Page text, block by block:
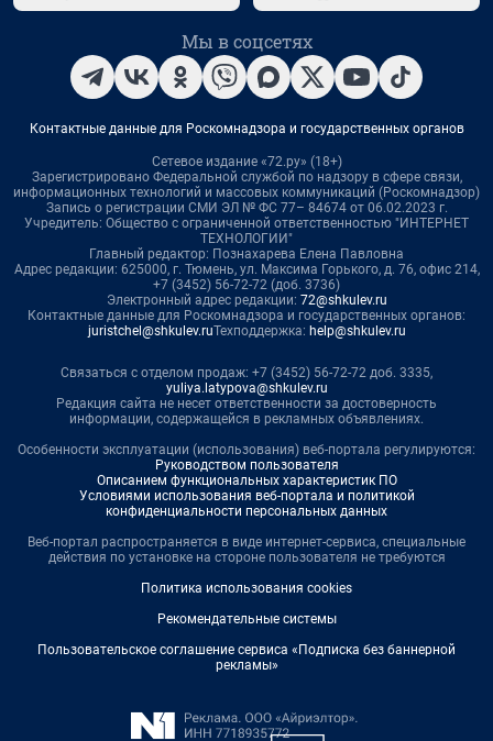
Мы в соцсетях
Контактные данные для Роскомнадзора и государственных органов
Сетевое издание «72.ру» (18+)
Зарегистрировано Федеральной службой по надзору в сфере связи,
информационных технологий и массовых коммуникаций (Роскомнадзор)
Запись о регистрации СМИ ЭЛ № ФС 77– 84674 от 06.02.2023 г.
Учредитель: Общество с ограниченной ответственностью "ИНТЕРНЕТ
ТЕХНОЛОГИИ"
Главный редактор: Познахарева Елена Павловна
Адрес редакции: 625000, г. Тюмень, ул. Максима Горького, д. 76, офис 214,
+7 (3452) 56-72-72 (доб. 3736)
Электронный адрес редакции: 72@shkulev.ru
Контактные данные для Роскомнадзора и государственных органов:
juristchel@shkulev.ruТехподдержка: help@shkulev.ru
Связаться с отделом продаж: +7 (3452) 56-72-72 доб. 3335,
yuliya.latypova@shkulev.ru
Редакция сайта не несет ответственности за достоверность
информации, содержащейся в рекламных объявлениях.
Особенности эксплуатации (использования) веб-портала регулируются:
Руководством пользователя
Описанием функциональных характеристик ПО
Условиями использования веб-портала и политикой
конфиденциальности персональных данных
Веб-портал распространяется в виде интернет-сервиса, специальные
действия по установке на стороне пользователя не требуются
Политика использования cookies
Рекомендательные системы
Пользовательское соглашение сервиса «Подписка без баннерной
рекламы»